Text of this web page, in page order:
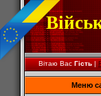
Вітаю Вас Гість|
Меню